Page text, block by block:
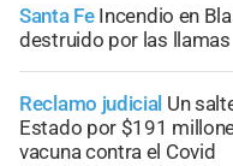
Santa Fe Incendio en
destruido por las llamas
Reclamo judicial Un
Estado por $191
vacuna contra el Covid